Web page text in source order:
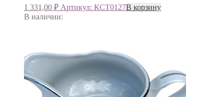
1 331,00 ₽ Артикул: КСТ0127В корзину
В наличии: